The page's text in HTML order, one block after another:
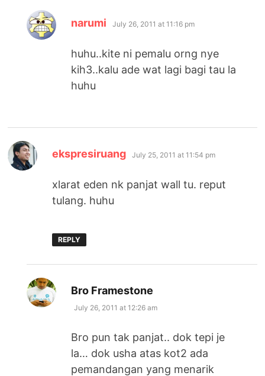
narumi says:
July 26, 2011 at 11:16 pm
huhu..kite ni pemalu orng nye
kih3..kalu ade wat lagi bagi tau la
huhu
ekspresiruang says:
July 25, 2011 at 11:54 pm
xlarat eden nk panjat wall tu. reput
tulang. huhu
REPLY
Bro Framestone
July 26, 2011 at 12:26 am
Bro pun tak panjat.. dok tepi je
la… dok usha atas kot2 ada
pemandangan yang menarik